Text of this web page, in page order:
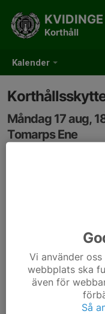
Kalender
Korthåll
Måndag 17 aug,
Tomarps Ene
Ingen föranmälan
Anmälan är öppen för
Vi använder
webbplats ska
även för
Så